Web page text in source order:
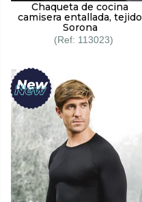
Chaqueta de cocina
camisera entallada, tejido
Sorona
113023